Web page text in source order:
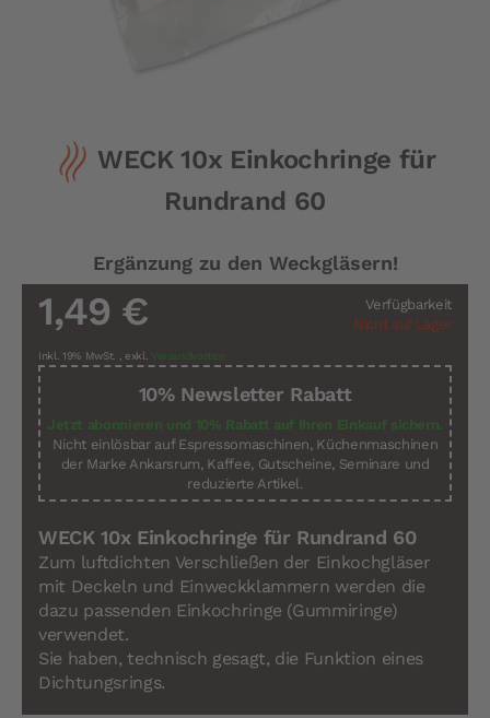
Anfang
WECK 10x Einkochringe für
Rundrand 60
Ergänzung zu den Weckgläsern!
Verfügbarkeit
Nicht auf Lager
1,49 €
Inkl. 19% MwSt. , exkl. Versandkosten
10% Newsletter Rabatt
Jetzt abonnieren und 10% Rabatt auf Ihren Einkauf sichern.
Nicht einlösbar auf Espressomaschinen, Küchenmaschinen
der Marke Ankarsrum, Kaffee, Gutscheine, Seminare und
reduzierte Artikel.
WECK 10x Einkochringe für Rundrand 60
Zum luftdichten Verschließen der Einkochgläser
mit Deckeln und Einweckklammern werden die
dazu passenden Einkochringe (Gummiringe)
verwendet.
Sie haben, technisch gesagt, die Funktion eines
Dichtungsrings.